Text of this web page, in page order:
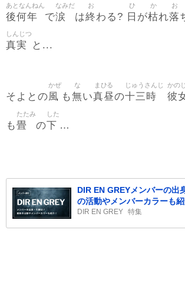
後何年
あとなんねん
で涙
なみだ
は終
お
わる? 日
ひ
が枯
か
れ落
お
真実
しんじつ
と...
そよとの風
かぜ
も無
な
い真昼
まひる
の十三時
じゅうさんじ
彼
かの
も畳
たたみ
の下
した
…
DIR EN GREYメンバーの出
の活動やメンバーカラーも紹
DIR EN GREY 特集